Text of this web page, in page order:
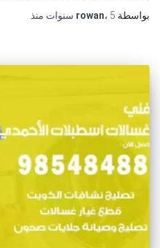
بواسطة
rowan، 5 سنوات منذ